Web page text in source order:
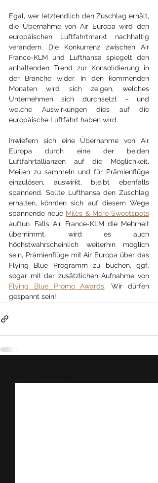
Egal, wer letztendlich den Zuschlag erhält,
die Übernahme von Air Europa wird den
europäischen Luftfahrtmarkt nachhaltig
verändern. Die Konkurrenz zwischen Air
France-KLM und Lufthansa spiegelt den
anhaltenden Trend zur Konsolidierung in
der Branche wider. In den kommenden
Monaten wird sich zeigen, welches
Unternehmen sich durchsetzt – und
welche Auswirkungen dies auf die
europäische Luftfahrt haben wird.
Inwiefern sich eine Übernahme von Air
Europa durch eine der beiden
Luftfahrtallianzen auf die Möglichkeit,
Meilen zu sammeln und für Prämienflüge
einzulösen, auswirkt, bleibt ebenfalls
spannend. Sollte Lufthansa den Zuschlag
erhalten, könnten sich auf diesem Wege
spannende neue Miles & More Sweetspots
auftun. Falls Air France-KLM die Mehrheit
übernimmt, wird es auch
höchstwahrscheinlich weiterhin möglich
sein, Prämienflüge mit Air Europa über das
Flying Blue Programm zu buchen, ggf.
Flying Blue Promo Awards. Wir dürfen
gespannt sein!